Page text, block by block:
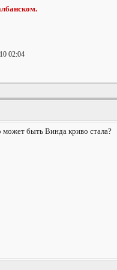
02:04
может быть Винда криво стала?